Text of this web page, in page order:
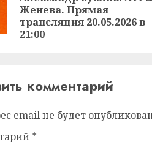
Женева. Прямая
трансляция 20.05.2026 в
21:00
комментарий
email не будет
*